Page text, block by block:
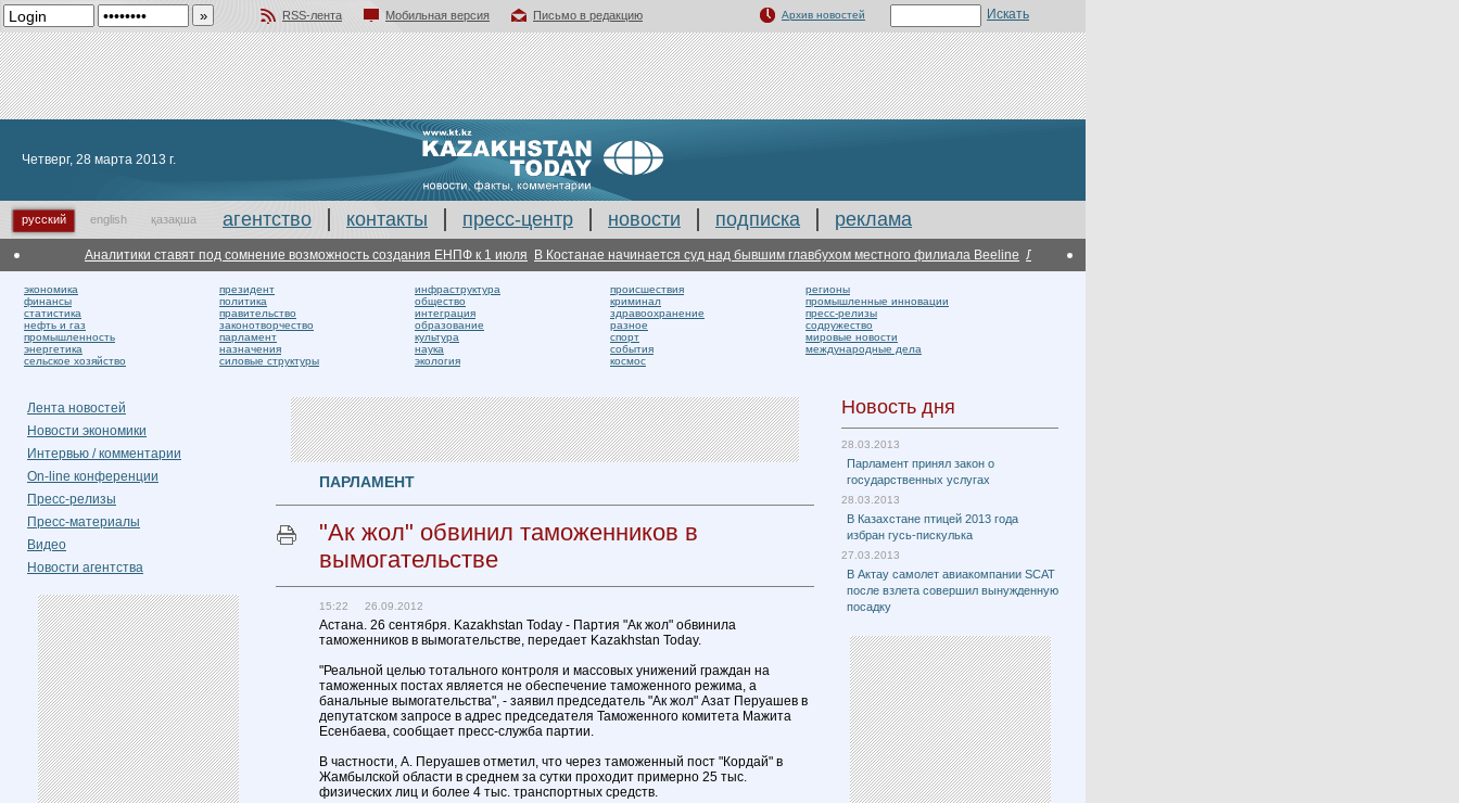
RSS-лента Мобильная версия
Письмо в редакцию
Архив новостей
Четверг, 28 марта 2013 г.
русский english қазақша агентство контакты пресс-центр новости подписка реклама
Аналитики ставят под сомнение возможность создания ЕНПФ к 1 июля В Костанае начинается суд над бывшим главбухом местного филиала Beeline Лидер "Ак жола" против предложения разрешить полицейским
экономика
финансы
статистика
нефть и газ
промышленность
энергетика
сельское хозяйство
президент
политика
правительство
законотворчество
парламент
назначения
силовые структуры
инфраструктура
общество
интеграция
образование
культура
наука
экология
происшествия
криминал
здравоохранение
разное
спорт
события
космос
регионы
промышленные инновации
пресс-релизы
содружество
мировые новости
международные дела
Лента новостей
Новости экономики
Интервью / комментарии
On-line конференции
Пресс-релизы
Пресс-материалы
Видео
Новости агентства
ПАРЛАМЕНТ
"Ак жол" обвинил таможенников в
вымогательстве
15:22 26.09.2012
Астана. 26 сентября. Kazakhstan Today - Партия "Ак жол" обвинила
таможенников в вымогательстве, передает Kazakhstan Today.
"Реальной целью тотального контроля и массовых унижений граждан на
таможенных постах является не обеспечение таможенного режима, а
банальные вымогательства", - заявил председатель "Ак жол" Азат Перуашев в
депутатском запросе в адрес председателя Таможенного комитета Мажита
Есенбаева, сообщает пресс-служба партии.
В частности, А. Перуашев отметил, что через таможенный пост "Кордай" в
Жамбылской области в среднем за сутки проходит примерно 25 тыс.
физических лиц и более 4 тыс. транспортных средств.
Новость дня
28.03.2013
Парламент принял закон о
государственных услугах
28.03.2013
В Казахстане птицей 2013 года
избран гусь-пискулька
27.03.2013
В Актау самолет авиакомпании SCAT
после взлета совершил вынужденную
посадку